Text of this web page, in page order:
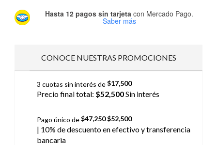
Hasta 12 pagos sin tarjeta con Mercado Pago.
Saber más
CONOCE NUESTRAS PROMOCIONES
3 cuotas sin interés de$17,500
Precio final total: $52,500Sin interés
Pago único de$47,250$52,500
| 10% de descuentoen efectivo y transferencia
bancaria